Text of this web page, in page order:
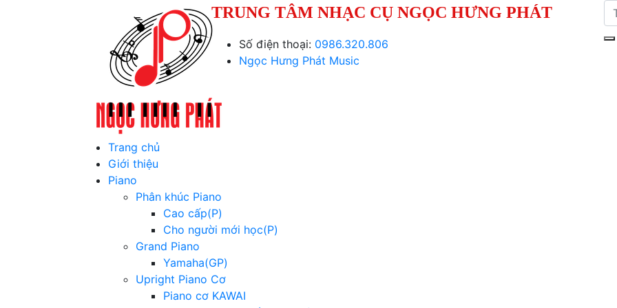
TRUNG TÂM NHẠC CỤ NGỌC HƯNG PHÁT
Số điện thoại: 0986.320.806
Ngọc Hưng Phát Music
Trang chủ
Giới thiệu
Piano
Phân khúc Piano
Cao cấp(P)
Cho người mới học(P)
Grand Piano
Yamaha(GP)
Upright Piano Cơ
Piano cơ KAWAI